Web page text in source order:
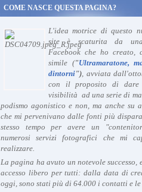
COME NASCE QUESTA PAGINA?
L'idea motrice di questo
site è scaturita da
Facebook che ho creato,
simile ("Ultramaratone,
dintorni"), avviata
con il proposito di dare
visibilità ad una serie di
podismo agonistico e non, ma anche su
che mi pervenivano dalle fonti più
stesso tempo per avere un
numerosi servizi fotografici che mi
realizzare.
La pagina ha avuto un notevole successo,
accesso libero per tutti: dalla data di
oggi, sono stati più di 64.000 i contatti e le